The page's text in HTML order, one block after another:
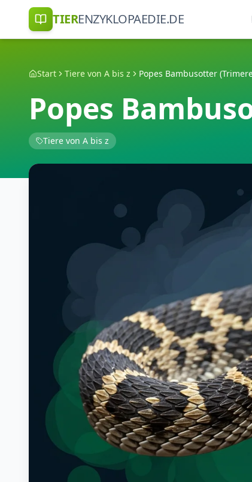
TIERENZYKLOPAEDIE.DE
Start Tiere von A bis z Popes Bambusotter
Popes
Tiere von A bis z